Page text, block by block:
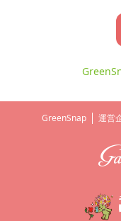
GreenSnap 運営